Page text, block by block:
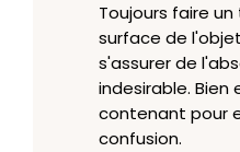
Toujours faire
surface de
s'assurer de
indesirable. Bien
contenant pour
confusion.